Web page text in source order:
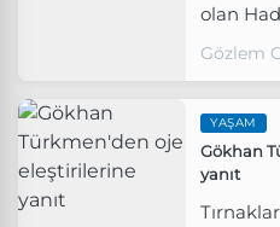
olan
Gözlem
YAŞAM
Gökhan
yanıt